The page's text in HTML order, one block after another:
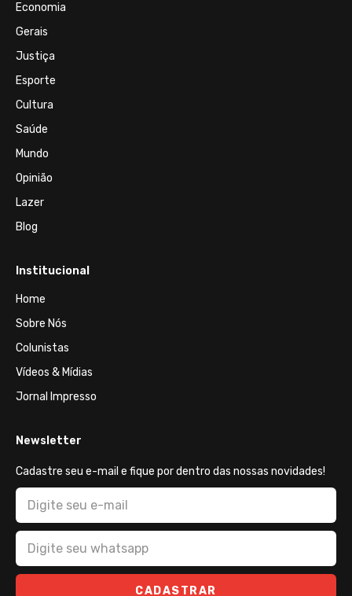
Economia
Gerais
Justiça
Esporte
Cultura
Saúde
Mundo
Opinião
Lazer
Blog
Institucional
Home
Sobre Nós
Colunistas
Vídeos & Mídias
Jornal Impresso
Newsletter
Cadastre seu e-mail e fique por dentro das nossas novidades!
CADASTRAR